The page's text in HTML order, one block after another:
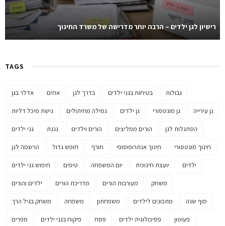
רישיון לגן ילדים – הרבה יותר מדרישה של משרד החינוך
TAGS
אדלר בגן אחים בדרך לגן בטיחות בגני ילדים גבולות
גישת מיכל דליות גמילה מחיתולים גן ילדים גן מונטסורי גן עירייה
גני ילדים גננת הורים וילדים הורים ממליצים הסתגלות לגן
הרשמה לגן חופש גדול חורף חינוך אנתרופוסופי חינוך מונטסורי
חיפוש גני ילדים טיפים יום המשפחה יועצת חינוכית ילדים
ילדים והורים מדריכת הורים מעורבות הורים משחק
משחק בגיל הרך משפחה משפחתון מתכונים לילדים סוף שנה
ספרים פיקוח בגני ילדים פסח פסיכולוגית ילדים פעוטון